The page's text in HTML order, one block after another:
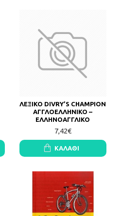
ΛΕΞΙΚΟ DIVRY’S CHAMPION
ΑΓΓΛΟΕΛΛΗΝΙΚΟ –
ΕΛΛΗΝΟΑΓΓΛΙΚΟ
7,42€
ΚΑΛΆΘΙ